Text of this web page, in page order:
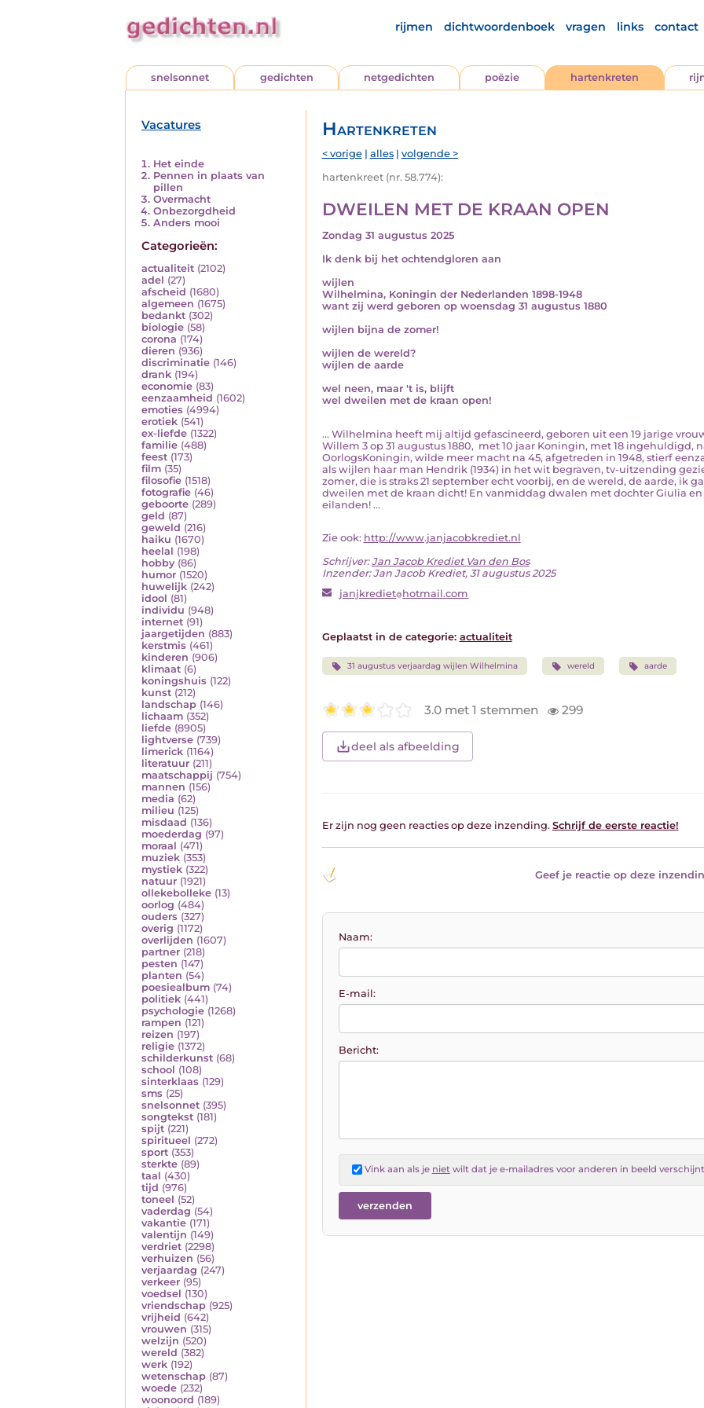
rijmen dichtwoordenboek vragen links contact
snelsonnet gedichten netgedichten poëzie hartenkreten
Vacatures
Het einde
Pennen in plaats van
pillen
Overmacht
Onbezorgdheid
Anders mooi
Categorieën:
actualiteit (2102)
adel (27)
afscheid (1680)
algemeen (1675)
bedankt (302)
biologie (58)
corona (174)
dieren (936)
discriminatie (146)
drank (194)
economie (83)
eenzaamheid (1602)
emoties (4994)
erotiek (541)
ex-liefde (1322)
familie (488)
feest (173)
film (35)
filosofie (1518)
fotografie (46)
geboorte (289)
geld (87)
geweld (216)
haiku (1670)
heelal (198)
hobby (86)
humor (1520)
huwelijk (242)
idool (81)
individu (948)
internet (91)
jaargetijden (883)
kerstmis (461)
kinderen (906)
klimaat (6)
koningshuis (122)
kunst (212)
landschap (146)
lichaam (352)
liefde (8905)
lightverse (739)
limerick (1164)
literatuur (211)
maatschappij (754)
mannen (156)
media (62)
milieu (125)
misdaad (136)
moederdag (97)
moraal (471)
muziek (353)
mystiek (322)
natuur (1921)
ollekebolleke (13)
oorlog (484)
ouders (327)
overig (1172)
overlijden (1607)
partner (218)
pesten (147)
planten (54)
poesiealbum (74)
politiek (441)
psychologie (1268)
rampen (121)
reizen (197)
religie (1372)
schilderkunst (68)
school (108)
sinterklaas (129)
sms (25)
snelsonnet (395)
songtekst (181)
spijt (221)
spiritueel (272)
sport (353)
sterkte (89)
taal (430)
tijd (976)
toneel (52)
vaderdag (54)
vakantie (171)
valentijn (149)
verdriet (2298)
verhuizen (56)
verjaardag (247)
verkeer (95)
voedsel (130)
vriendschap (925)
vrijheid (642)
vrouwen (315)
welzijn (520)
wereld (382)
werk (192)
wetenschap (87)
woede (232)
woonoord (189)
Hartenkreten
< vorige| alles| volgende >
hartenkreet (nr. 58.774):
DWEILEN MET DE KRAAN OPEN
Zondag 31 augustus 2025
Ik denk bij het ochtendgloren aan
wijlen
Wilhelmina, Koningin der Nederlanden 1898-1948
want zij werd geboren op woensdag 31 augustus 1880
wijlen bijna de zomer!
wijlen de wereld?
wijlen de aarde
wel neen, maar 't is, blijft
wel dweilen met de kraan open!
... Wilhelmina heeft mij altijd gefascineerd, geboren uit een 19 jarige
Willem 3 op 31 augustus 1880, met 10 jaar Koningin, met 18 ingehuldigd,
OorlogsKoningin, wilde meer macht na 45, afgetreden in 1948, stierf
als wijlen haar man Hendrik (1934) in het wit begraven, tv-uitzending
zomer, die is straks 21 september echt voorbij, en de wereld, de aarde, ik
dweilen met de kraan dicht! En vanmiddag dwalen met dochter Giulia
eilanden! ...
Zie ook: http://www.janjacobkrediet.nl
Schrijver:Jan Jacob Krediet Van den Bos
Inzender: Jan Jacob Krediet, 31 augustus 2025
janjkrediet hotmail.com
Geplaatst in de categorie: actualiteit
31 augustus verjaardag wijlen Wilhelmina wereld aarde
3.0 met 1 stemmen 299
deel als afbeelding
Er zijn nog geen reacties op deze inzending. Schrijf de eerste reactie!
Geef je reactie op deze
Naam:
E-mail:
Bericht:
Vink aan als je nietwilt dat je e-mailadres voor anderen in beeld verschijnt